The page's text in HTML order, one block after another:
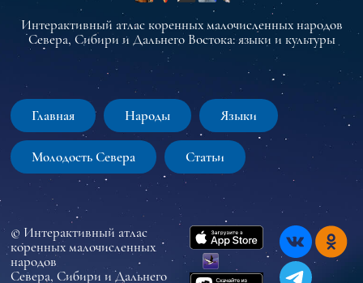
Интерактивный атлас коренных малочисленных народов
Севера, Сибири и Дальнего Востока: языки и культуры
Главная Народы Языки
Молодость Севера Статьи
© Интерактивный атлас
коренных малочисленных
народов
Севера, Сибири и Дальнего